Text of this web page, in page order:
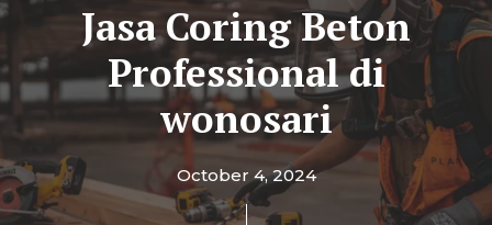
Jasa Coring Beton
Professional di
wonosari
October 4, 2024